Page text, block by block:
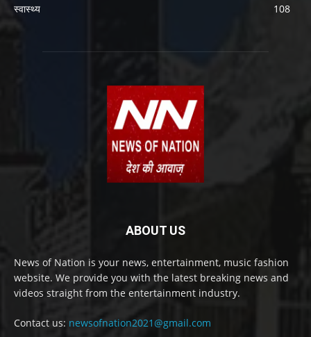
स्वास्थ्य
108
ABOUT US
News of Nation is your news, entertainment, music fashion
website. We provide you with the latest breaking news and
videos straight from the entertainment industry.
Contact us: newsofnation2021@gmail.com